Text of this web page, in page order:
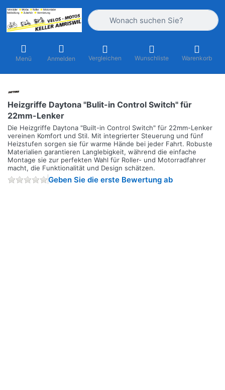
Geben Sie einen Suchbegriff ein.
Menü Anmelden Vergleichen Wunschliste Warenkorb
Heizgriffe Daytona "Bulit-in Control Switch" für
22mm-Lenker
Die Heizgriffe Daytona "Built-in Control Switch" für 22mm-Lenker
vereinen Komfort und Stil. Mit integrierter Steuerung und fünf
Heizstufen sorgen sie für warme Hände bei jeder Fahrt. Robuste
Materialien garantieren Langlebigkeit, während die einfache
Montage sie zur perfekten Wahl für Roller- und Motorradfahrer
macht, die Funktionalität und Design schätzen.
Geben Sie die erste Bewertung ab